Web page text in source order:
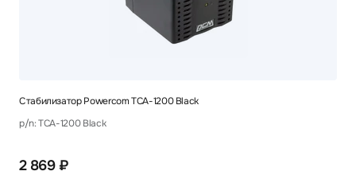
Стабилизатор Powercom TCA-1200 Black
p/n: TCA-1200 Black
2 869 ₽